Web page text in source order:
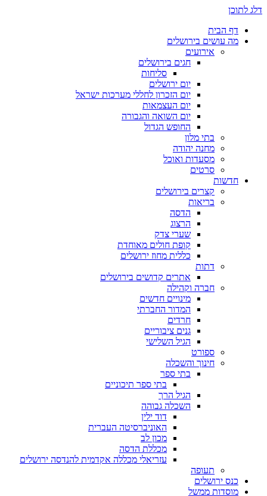
דלג לתוכן
דף הבית
מה עושים בירושלים
אירועים
חגים בירושלים
סליחות
יום ירושלים
יום הזכרון לחללי מערכות ישראל
יום העצמאות
יום השואה והגבורה
החופש הגדול
בתי מלון
מחנה יהודה
מסעדות ואוכל
סרטים
חדשות
קצרים בירושלים
בריאות
הדסה
הרצוג
שערי צדק
קופת חולים מאוחדת
כללית מחוז ירושלים
דתות
אתרים קדושים בירושלים
חברה וקהילה
מינויים חדשים
המדור החברתי
חרדים
גנים ציבוריים
הגיל השלישי
ספורט
חינוך והשכלה
בתי ספר
בתי ספר תיכוניים
הגיל הרך
השכלה גבוהה
דוד ילין
האוניברסיטה העברית
מכון לב
מכללת הדסה
עזריאלי מכללה אקדמית להנדסה ירושלים
תעופה
כנס ירושלים
מוסדות ממשל